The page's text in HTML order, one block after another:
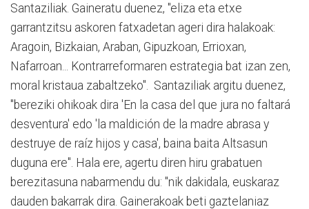
Santaziliak. Gaineratu duenez, "eliza eta etxe
garrantzitsu askoren fatxadetan ageri dira halakoak:
Aragoin, Bizkaian, Araban, Gipuzkoan, Errioxan,
Nafarroan... Kontrarreformaren estrategia bat izan zen,
moral kristaua zabaltzeko". Santaziliak argitu duenez,
"bereziki ohikoak dira 'En la casa del que jura no faltará
desventura' edo 'la maldición de la madre abrasa y
destruye de raíz hijos y casa', baina baita Altsasun
duguna ere". Hala ere, agertu diren hiru grabatuen
berezitasuna nabarmendu du: "nik dakidala, euskaraz
dauden bakarrak dira. Gainerakoak beti gaztelaniaz